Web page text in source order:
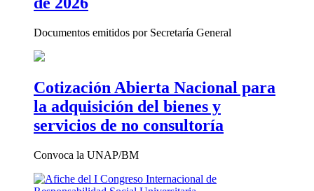
Documentos emitidos por Secretaría General
Cotización Abierta Nacional para
la adquisición del bienes y
servicios de no consultoría
Convoca la UNAP/BM